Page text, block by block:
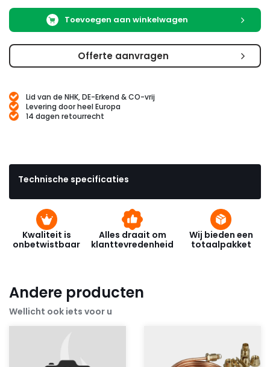
Toevoegen aan winkelwagen
Offerte aanvragen
Lid van de NHK, DE-Erkend & CO-vrij
Levering door heel Europa
14 dagen retourrecht
Technische specificaties
Kwaliteit is
onbetwistbaar
Alles draait om
klanttevredenheid
Wij bieden een
totaalpakket
Andere producten
Wellicht ook iets voor u